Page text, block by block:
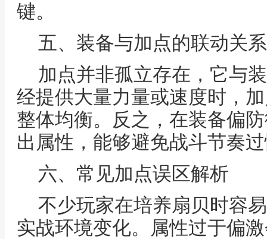
键。
五、装备与加点的联动关系
加点并非孤立存在，它与
经提供大量力量或速度时，
整体均衡。反之，在装备偏
出属性，能够避免战斗节奏
六、常见加点误区解析
不少玩家在培养扇贝时容
实战环境变化。属性过于偏